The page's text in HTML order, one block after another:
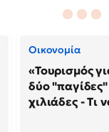
Οικονομία
«Τουρισμός
δύο
χιλιάδες - Τι